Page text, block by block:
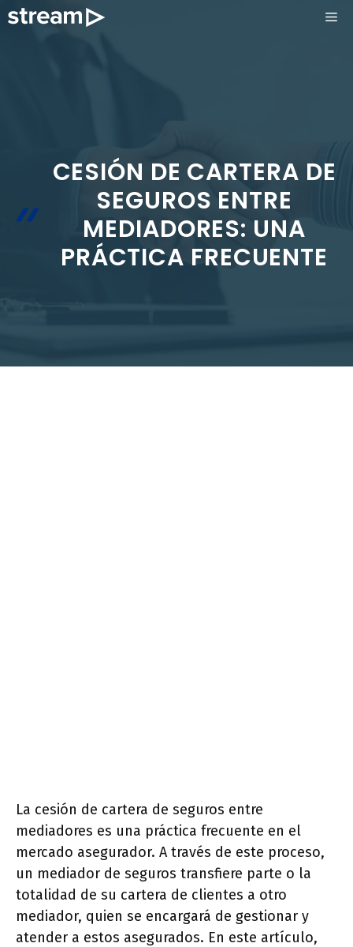
Saltar
CESIÓN DE CARTERA DE
SEGUROS ENTRE
MEDIADORES: UNA
PRÁCTICA FRECUENTE
La cesión de cartera de seguros entre
mediadores es una práctica frecuente en el
mercado asegurador. A través de este proceso,
un mediador de seguros transfiere parte o la
totalidad de su cartera de clientes a otro
mediador, quien se encargará de gestionar y
atender a estos asegurados. En este artículo,